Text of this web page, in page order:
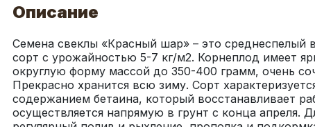
Описание
Семена свеклы «Красный шар» – это среднеспелый
сорт с урожайностью 5-7 кг/м2. Корнеплод имеет
округлую форму массой до 350-400 грамм, очень
Прекрасно хранится всю зиму. Сорт
содержанием бетаина, который восстанавливает
осуществляется напрямую в грунт с конца апреля.